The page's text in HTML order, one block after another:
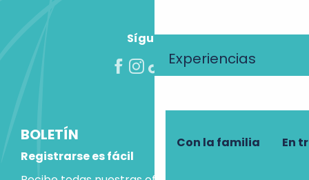
Experiencias
Con la familia En
Síguenos
BOLETÍN
Registrarse es fácil